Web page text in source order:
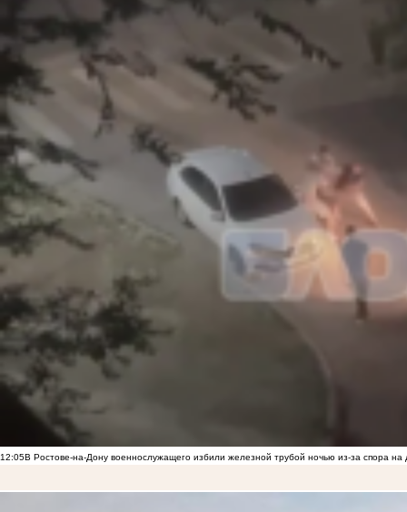
12:05В Ростове-на-Дону военнослужащего избили железной трубой ночью из-за спора на